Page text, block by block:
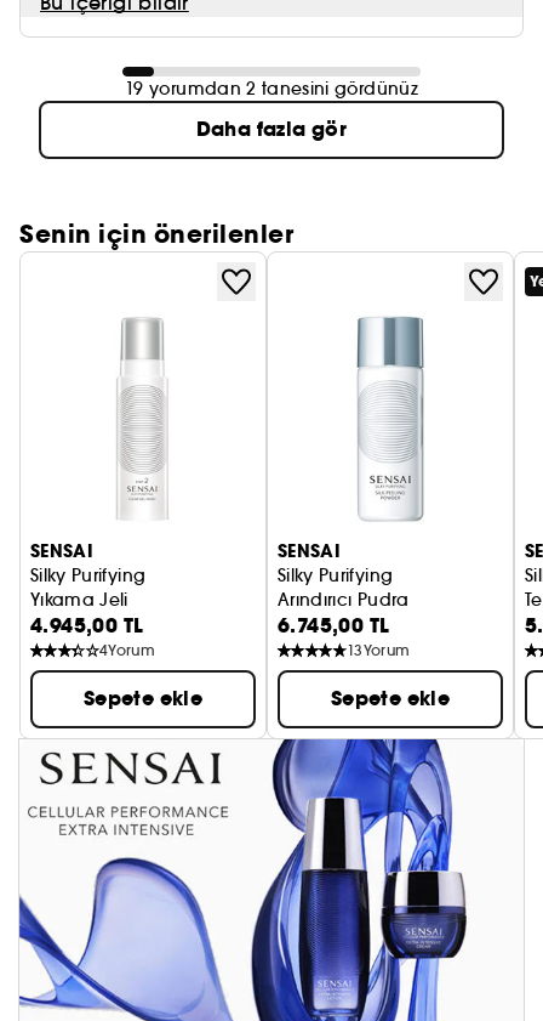
19 yorumdan 2 tanesini gördünüz
Daha fazla gör
Senin için önerilenler
SENSAI
Silky Purifying
Yıkama Jeli
4.945,00 TL
4Yorum
Sepete ekle
SENSAI
Silky Purifying
Arındırıcı Pudra
6.745,00 TL
13Yorum
Sepete ekle